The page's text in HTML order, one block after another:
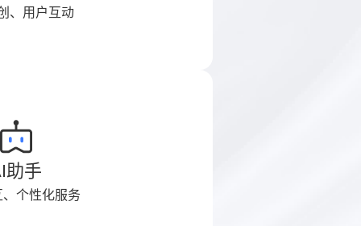
、用户互动
助手
个性化服务